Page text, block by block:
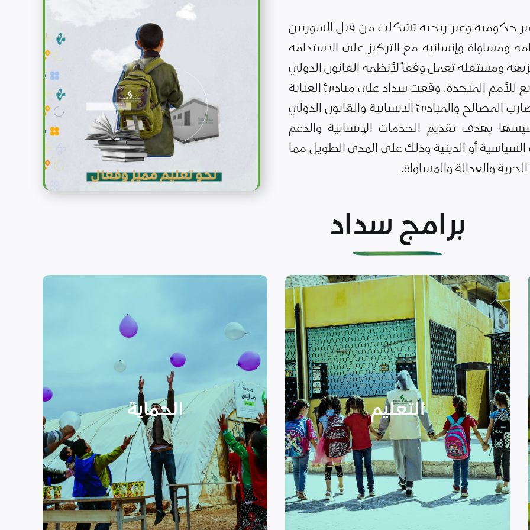
حكومية وغير ربحية تشكلت من قبل السوريين
ومساواة وإنسانية مع التركيز على الاستدامة
ومستقلة تعمل وفقاً لأنظمة القانون الدولي
للأمم المتحدة. وقعت سداد على مبادئ العناية
المصالح والمبادئ الانسانية والقانون الدولي
بهدف تقديم الخدمات الإنسانية والدعم
أو الدينية وذلك على المدى الطويل مما
والعدالة والمساواة.
برامج سداد
التعليم
التعليم
نهدف إلى توفير مناهج التعليم غير
الرسمي وبرامج التوعية التي
تستهدف الناشئين والأطفال مما
يساهم في تعزيز السلام و دعم
الأطفال المنقطعين عن العملية
التعليمية أو المتأخرين عن المراحل
الدراسية بسبب الصراع القائم.
اقرأ المزيد
الحماية
الحماية
الأسر المهمشة والتي ترأسها إناث
عبر تعزيز المساعدة الإنسانية التي
تراعي الأمور الخاصة بالنوع
الاجتماعي “الجنساني” مع التركيز
على أهمية حماية الطفل وإنشاء
مراكز لبناء القدرات والتوعية
الصحية والنفسية.
اقرأ المزيد